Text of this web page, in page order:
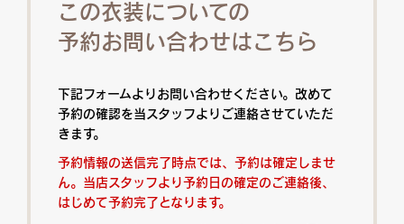
この衣装についての
予約お問い合わせはこちら
下記フォームよりお問い合わせください。改めて
予約の確認を当スタッフよりご連絡させていただ
きます。
予約情報の送信完了時点では、予約は確定しませ
ん。当店スタッフより予約日の確定のご連絡後、
はじめて予約完了となります。